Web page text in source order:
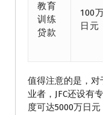
教育
训练
贷款
100
日元
值得注意的是，对
业者，JFC还设有
度可达5000万日